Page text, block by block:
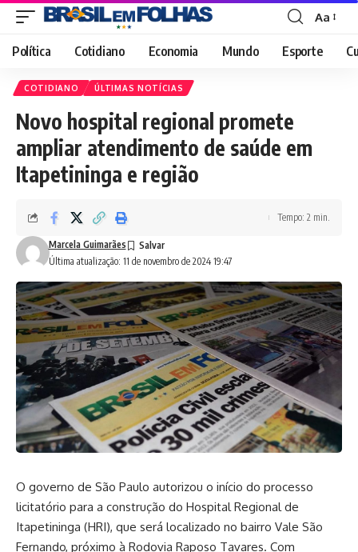
Font
Resizer
Aa
Política Cotidiano Economia Mundo Esporte
COTIDIANO ÚLTIMAS NOTÍCIAS
Novo hospital regional promete
ampliar atendimento de saúde em
Itapetininga e região
Última atualização: 11 de novembro de 2024 19:47
Marcela Guimarães
Tempo: 2 min.
O governo de São Paulo autorizou o início do processo
licitatório para a construção do Hospital Regional de
Itapetininga (HRI), que será localizado no bairro Vale São
Fernando, próximo à Rodovia Raposo Tavares. Com